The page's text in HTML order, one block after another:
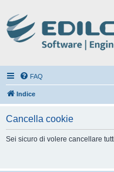
FAQ
Indice
Cancella cookie
Sei sicuro di volere cancellare